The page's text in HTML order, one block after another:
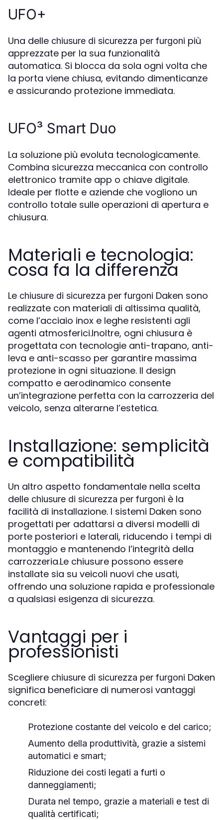
UFO+
Una delle chiusure di sicurezza per furgoni più
apprezzate per la sua funzionalità
automatica. Si blocca da sola ogni volta che
la porta viene chiusa, evitando dimenticanze
e assicurando protezione immediata.
UFO³ Smart Duo
La soluzione più evoluta tecnologicamente.
Combina sicurezza meccanica con controllo
elettronico tramite app o chiave digitale.
Ideale per flotte e aziende che vogliono un
controllo totale sulle operazioni di apertura e
chiusura.
Materiali e tecnologia:
cosa fa la differenza
Le chiusure di sicurezza per furgoni Daken sono
realizzate con materiali di altissima qualità,
come l’acciaio inox e leghe resistenti agli
agenti atmosferici.Inoltre, ogni chiusura è
progettata con tecnologie anti-trapano, anti-
leva e anti-scasso per garantire massima
protezione in ogni situazione. Il design
compatto e aerodinamico consente
un’integrazione perfetta con la carrozzeria del
veicolo, senza alterarne l’estetica.
Installazione: semplicità
e compatibilità
Un altro aspetto fondamentale nella scelta
delle chiusure di sicurezza per furgoni è la
facilità di installazione. I sistemi Daken sono
progettati per adattarsi a diversi modelli di
porte posteriori e laterali, riducendo i tempi di
montaggio e mantenendo l’integrità della
carrozzeria.Le chiusure possono essere
installate sia su veicoli nuovi che usati,
offrendo una soluzione rapida e professionale
a qualsiasi esigenza di sicurezza.
Vantaggi per i
professionisti
Scegliere chiusure di sicurezza per furgoni Daken
significa beneficiare di numerosi vantaggi
concreti:
Protezione costante del veicolo e del carico;
Aumento della produttività, grazie a sistemi
automatici e smart;
Riduzione dei costi legati a furti o
danneggiamenti;
Durata nel tempo, grazie a materiali e test di
qualità certificati;